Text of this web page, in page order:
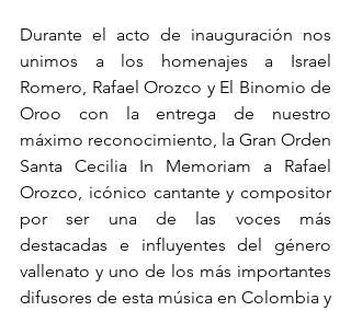
Durante el acto de inauguración nos
unimos a los homenajes a Israel
Romero, Rafael Orozco y El Binomio de
Oroo con la entrega de nuestro
máximo reconocimiento, la Gran Orden
Santa Cecilia In Memoriam a Rafael
Orozco, icónico cantante y compositor
por ser una de las voces más
destacadas e influyentes del género
vallenato y uno de los más importantes
difusores de esta música en Colombia y